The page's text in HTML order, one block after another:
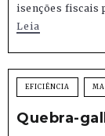
isenções fiscais
Leia
EFICIÊNCIA
Quebra-